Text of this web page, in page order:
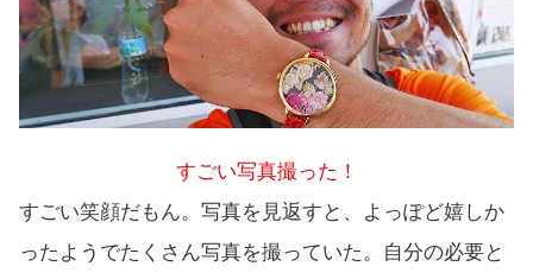
すごい写真撮った！
すごい笑顔だもん。写真を見返すと、よっぽど嬉しか
ったようでたくさん写真を撮っていた。自分の必要と